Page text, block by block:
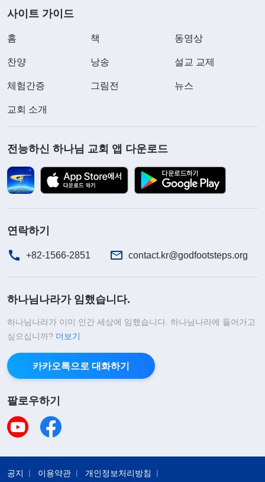
사이트 가이드
홈 책 동영상
찬양 낭송 설교 교제
체험간증 그림전 뉴스
교회 소개
전능하신 하나님 교회 앱 다운로드
연락하기
+82-1566-2851 contact.kr@godfootsteps.org
하나님나라가 임했습니다.
하나님나라가 이미 인간 세상에 임했습니다. 하나님나라에 들어가고
싶으십니까? 더보기
카카오톡으로 대화하기
팔로우하기
공지 이용약관 개인정보처리방침